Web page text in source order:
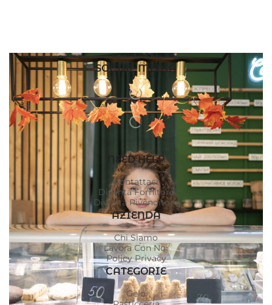
SOCIAL MEDIA
NEED HELP
Contattaci
Diventa Fornitore
Diventa Rivenditore
AZIENDA
Chi Siamo
Lavora Con Noi
Policy Privacy
CATEGORIE
Gelo